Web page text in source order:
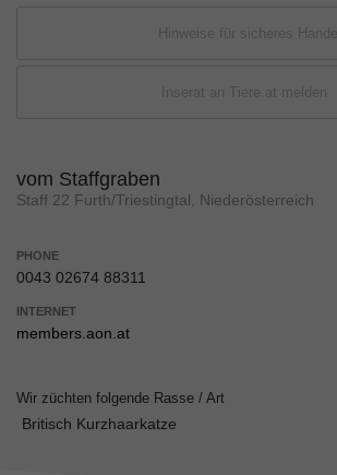
Hinweise für sicheres
Inserat an Tiere.at melden
vom Staffgraben
Staff 22 Furth/Triestingtal, Niederösterreich
PHONE
0043 02674 88311
INTERNET
members.aon.at
Wir züchten folgende Rasse / Art
Britisch Kurzhaarkatze